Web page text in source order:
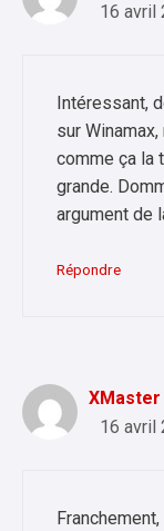
16 avril
Intéressant,
sur
comme ça la
grande.
argument de
Répondre
XMaster
16 avril